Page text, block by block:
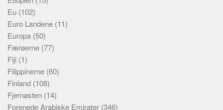
Eu (102)
Euro Landene (11)
Europa (50)
Færøerne (77)
Fiji (1)
Filippinerne (60)
Finland (108)
Fjernøsten (14)
Forenede Arabiske Emirater (346)